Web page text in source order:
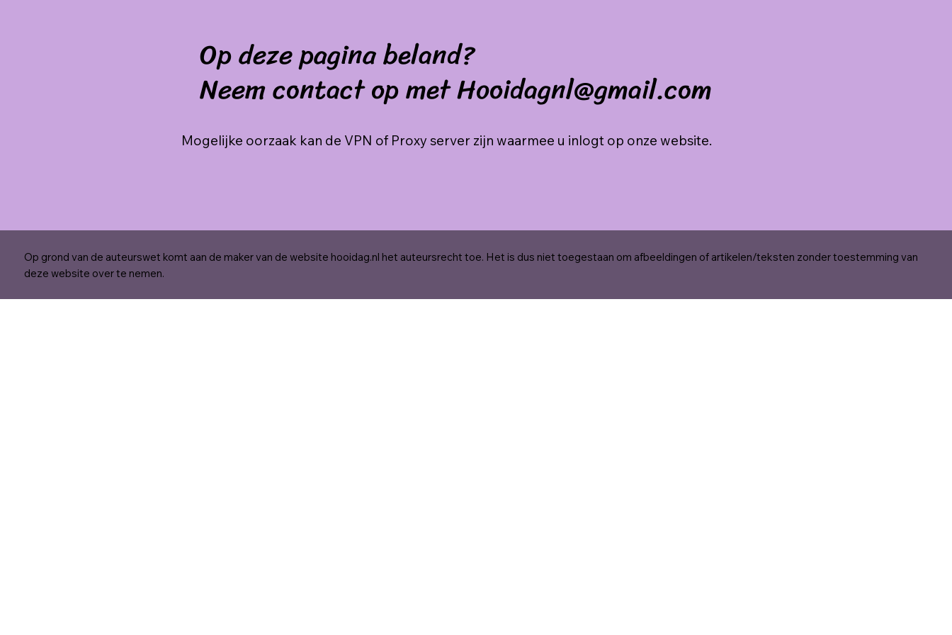
Op deze pagina beland?
Neem contact op met Hooidagnl@gmail.com
Mogelijke oorzaak kan de VPN of Proxy server zijn waarmee u inlogt op onze website.
Op grond van de auteurswet komt aan de maker van de website hooidag.nl het auteursrecht toe. Het is dus niet toegestaan om afbeeldingen of artikelen/teksten zonder toestemming van
deze website over te nemen.